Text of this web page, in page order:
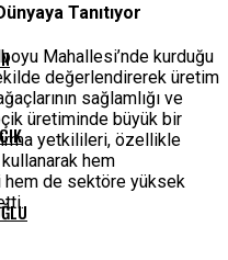
Tanıtıyor
Mahallesi’nde kurduğu
değerlendirerek üretim
sağlamlığı ve
üretiminde büyük bir
yetkilileri, özellikle
hem
de sektöre yüksek